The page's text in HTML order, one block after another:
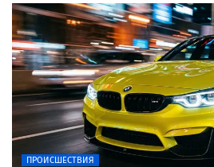
ПРОИСШЕСТВИЯ